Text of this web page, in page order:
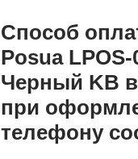
Способ
Posua
Черный KB
при
телефону